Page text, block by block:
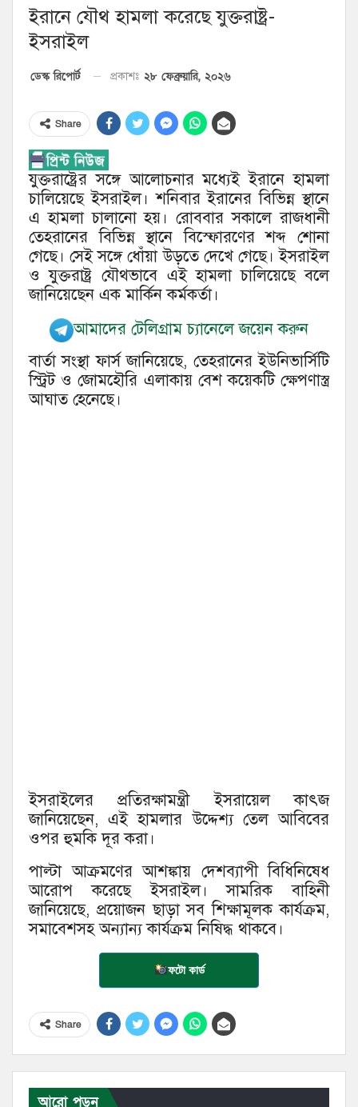
ইরানে যৌথ হামলা করেছে যুক্তরাষ্ট্র-
ইসরাইল
ডেস্ক রিপোর্ট প্রকাশঃ ২৮ ফেব্রুয়ারি, ২০২৬
Share
যুক্তরাষ্ট্রের সঙ্গে আলোচনার মধ্যেই ইরানে হামলা
চালিয়েছে ইসরাইল। শনিবার ইরানের বিভিন্ন স্থানে
এ হামলা চালানো হয়। রোববার সকালে রাজধানী
তেহরানের বিভিন্ন স্থানে বিস্ফোরণের শব্দ শোনা
গেছে। সেই সঙ্গে ধোঁয়া উড়তে দেখে গেছে। ইসরাইল
ও যুক্তরাষ্ট্র যৌথভাবে এই হামলা চালিয়েছে বলে
জানিয়েছেন এক মার্কিন কর্মকর্তা।
আমাদের টেলিগ্রাম চ্যানেলে জয়েন করুন
বার্তা সংস্থা ফার্স জানিয়েছে, তেহরানের ইউনিভার্সিটি
স্ট্রিট ও জোমহৌরি এলাকায় বেশ কয়েকটি ক্ষেপণাস্ত্র
আঘাত হেনেছে।
ইসরাইলের প্রতিরক্ষামন্ত্রী ইসরায়েল কাৎজ
জানিয়েছেন, এই হামলার উদ্দেশ্য তেল আবিবের
ওপর হুমকি দূর করা।
পাল্টা আক্রমণের আশঙ্কায় দেশব্যাপী বিধিনিষেধ
আরোপ করেছে ইসরাইল। সামরিক বাহিনী
জানিয়েছে, প্রয়োজন ছাড়া সব শিক্ষামূলক কার্যক্রম,
সমাবেশসহ অন্যান্য কার্যক্রম নিষিদ্ধ থাকবে।
ফটো কার্ড
Share
আরো পড়ুন